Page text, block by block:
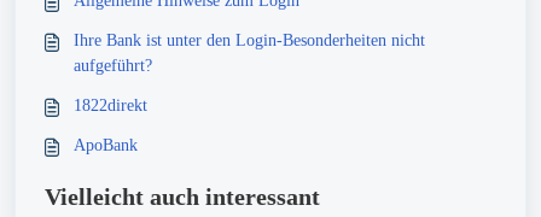
Ihre Bank ist unter den Login-Besonderheiten nicht
aufgeführt?
1822direkt
ApoBank
Vielleicht auch interessant